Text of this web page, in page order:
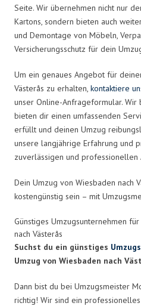
Seite. Wir übernehmen nicht nur
Kartons, sondern bieten auch
und Demontage von Möbeln,
Versicherungsschutz für dein
Um ein genaues Angebot für
Västerås zu erhalten, kontaktiere
unser Online-Anfrageformular.
bieten dir einen umfassenden
erfüllt und deinen Umzug
unsere langjährige Erfahrung und
zuverlässigen und professionellen
Dein Umzug von Wiesbaden nach
kostengünstig sein – mit
Günstiges Umzugsunternehmen
nach Västerås
Suchst du ein günstiges
Umzug von Wiesbaden nach
Dann bist du bei Umzugsmeister
richtig! Wir sind ein